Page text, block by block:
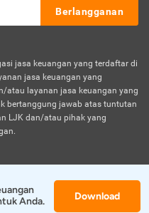
Berlangganan
jasa keuangan yang terdaftar di
jasa keuangan yang
atau layanan jasa keuangan yang
bertanggung jawab atas tuntutan
LJK dan/atau pihak yang
Anda.
Download